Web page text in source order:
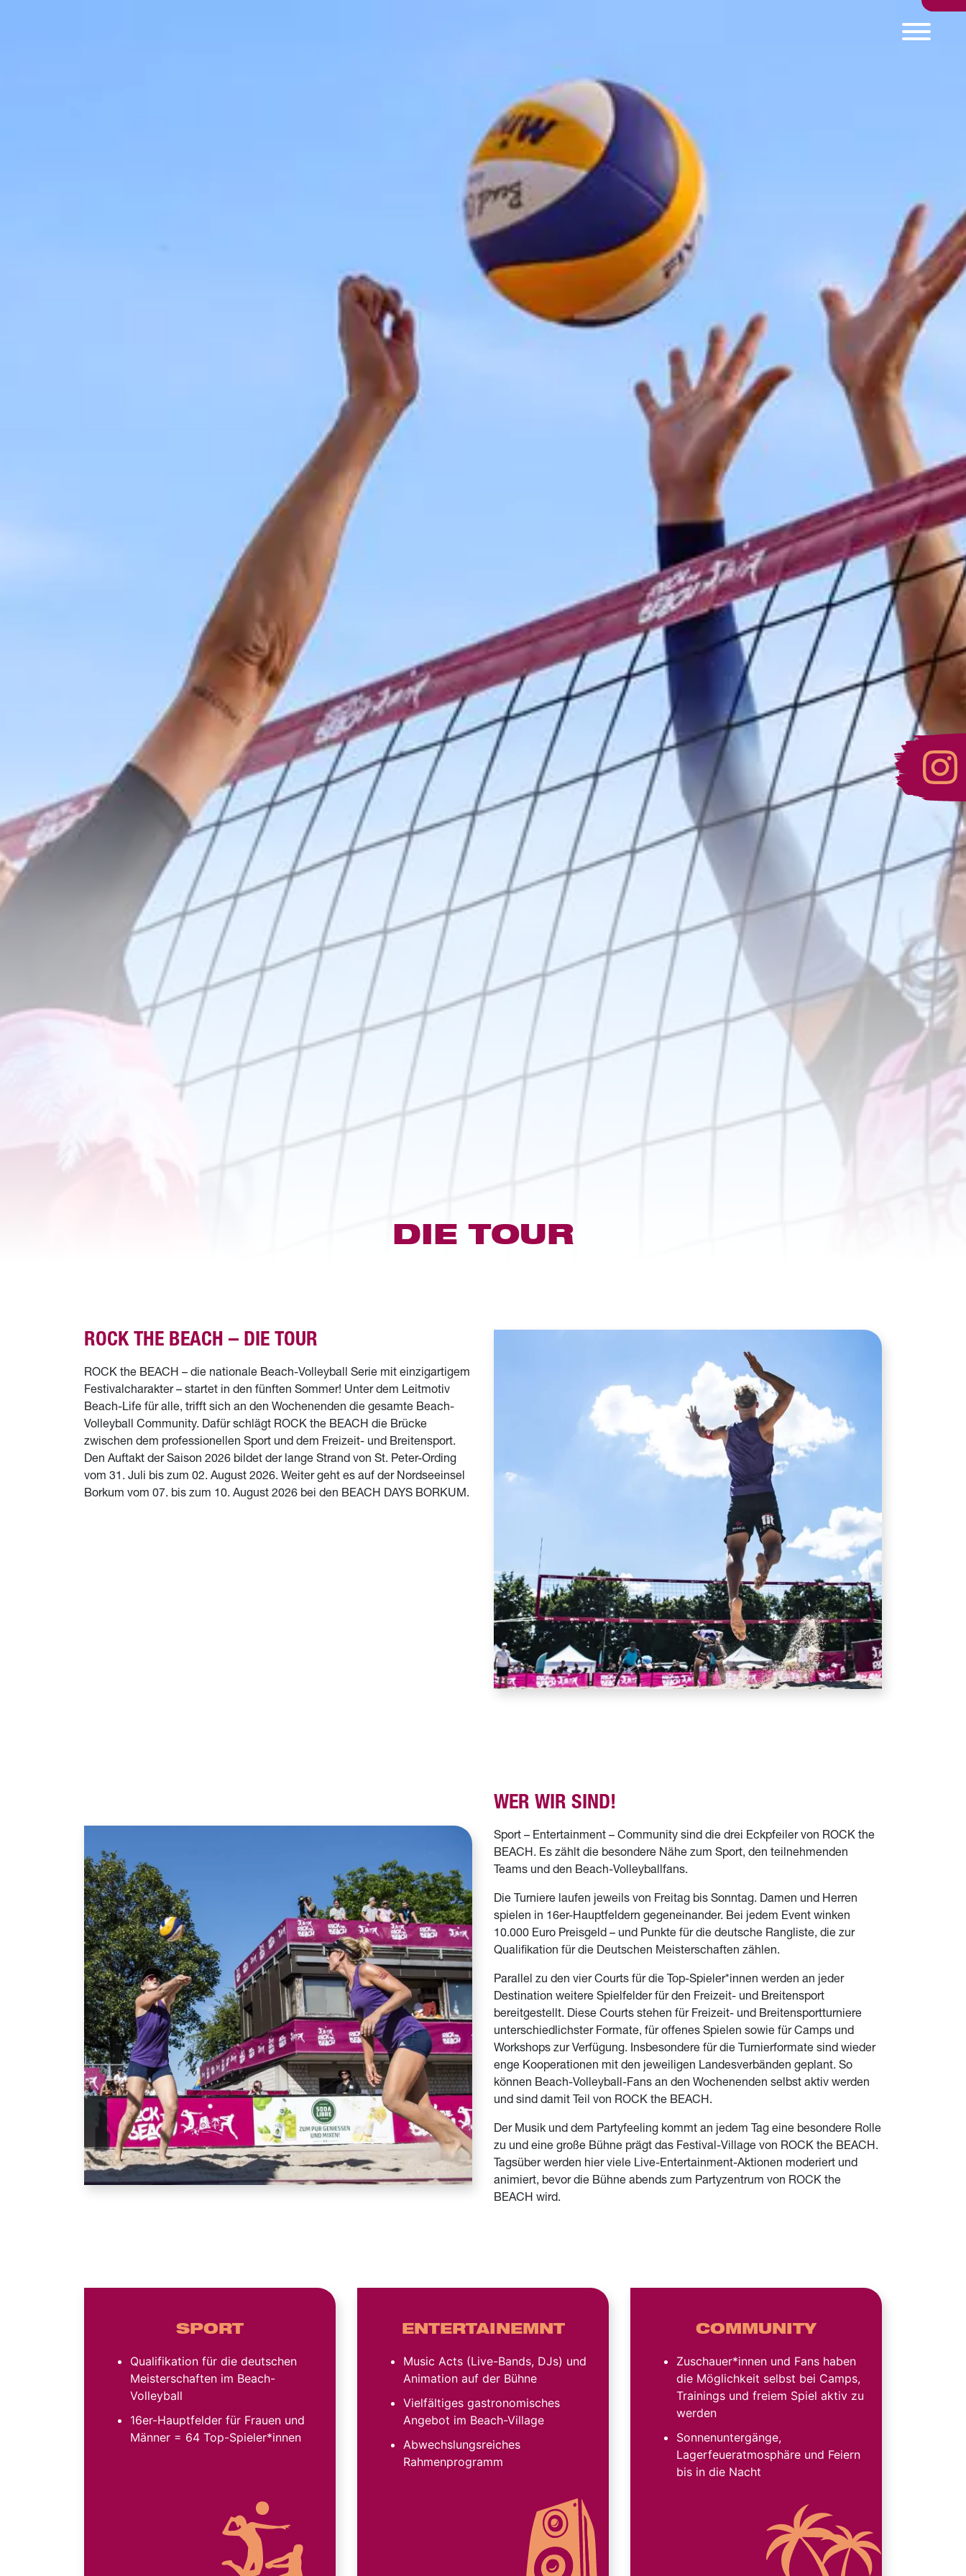
DIE TOUR
ROCK THE BEACH – DIE TOUR
ROCK the BEACH – die nationale Beach-Volleyball Serie mit einzigartigem
Festivalcharakter – startet in den fünften Sommer! Unter dem Leitmotiv
Beach-Life für alle, trifft sich an den Wochenenden die gesamte Beach-
Volleyball Community. Dafür schlägt ROCK the BEACH die Brücke
zwischen dem professionellen Sport und dem Freizeit- und Breitensport.
Den Auftakt der Saison 2026 bildet der lange Strand von St. Peter-Ording
vom 31. Juli bis zum 02. August 2026. Weiter geht es auf der Nordseeinsel
Borkum vom 07. bis zum 10. August 2026 bei den BEACH DAYS BORKUM.
WER WIR SIND!
Sport – Entertainment – Community sind die drei Eckpfeiler von ROCK the
BEACH. Es zählt die besondere Nähe zum Sport, den teilnehmenden
Teams und den Beach-Volleyballfans.
Die Turniere laufen jeweils von Freitag bis Sonntag. Damen und Herren
spielen in 16er-Hauptfeldern gegeneinander. Bei jedem Event winken
10.000 Euro Preisgeld – und Punkte für die deutsche Rangliste, die zur
Qualifikation für die Deutschen Meisterschaften zählen.
Parallel zu den vier Courts für die Top-Spieler*innen werden an jeder
Destination weitere Spielfelder für den Freizeit- und Breitensport
bereitgestellt. Diese Courts stehen für Freizeit- und Breitensportturniere
unterschiedlichster Formate, für offenes Spielen sowie für Camps und
Workshops zur Verfügung. Insbesondere für die Turnierformate sind wieder
enge Kooperationen mit den jeweiligen Landesverbänden geplant. So
können Beach-Volleyball-Fans an den Wochenenden selbst aktiv werden
und sind damit Teil von ROCK the BEACH.
Der Musik und dem Partyfeeling kommt an jedem Tag eine besondere Rolle
zu und eine große Bühne prägt das Festival-Village von ROCK the BEACH.
Tagsüber werden hier viele Live-Entertainment-Aktionen moderiert und
animiert, bevor die Bühne abends zum Partyzentrum von ROCK the
BEACH wird.
SPORT
Qualifikation für die deutschen
Meisterschaften im Beach-
Volleyball
16er-Hauptfelder für Frauen und
Männer = 64 Top-Spieler*innen
ENTERTAINEMNT
Music Acts (Live-Bands, DJs) und
Animation auf der Bühne
Vielfältiges gastronomisches
Angebot im Beach-Village
Abwechslungsreiches
Rahmenprogramm
COMMUNITY
Zuschauer*innen und Fans haben
die Möglichkeit selbst bei Camps,
Trainings und freiem Spiel aktiv zu
werden
Sonnenuntergänge,
Lagerfeueratmosphäre und Feiern
bis in die Nacht